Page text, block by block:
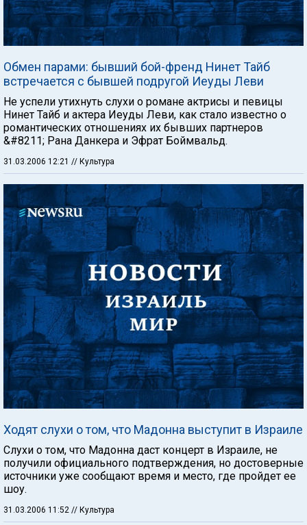
Обмен парами: бывший бой-френд Нинет Тайб
встречается с бывшей подругой Иеуды Леви
Не успели утихнуть слухи о романе актрисы и певицы
Нинет Тайб и актера Иеуды Леви, как стало известно о
романтических отношениях их бывших партнеров
&#8211; Рана Данкера и Эфрат Боймвальд.
31.03.2006 12:21 // Культура
Ходят слухи о том, что Мадонна выступит в Израиле
Слухи о том, что Мадонна даст концерт в Израиле, не
получили официального подтверждения, но достоверные
источники уже сообщают время и место, где пройдет ее
шоу.
31.03.2006 11:52 // Культура